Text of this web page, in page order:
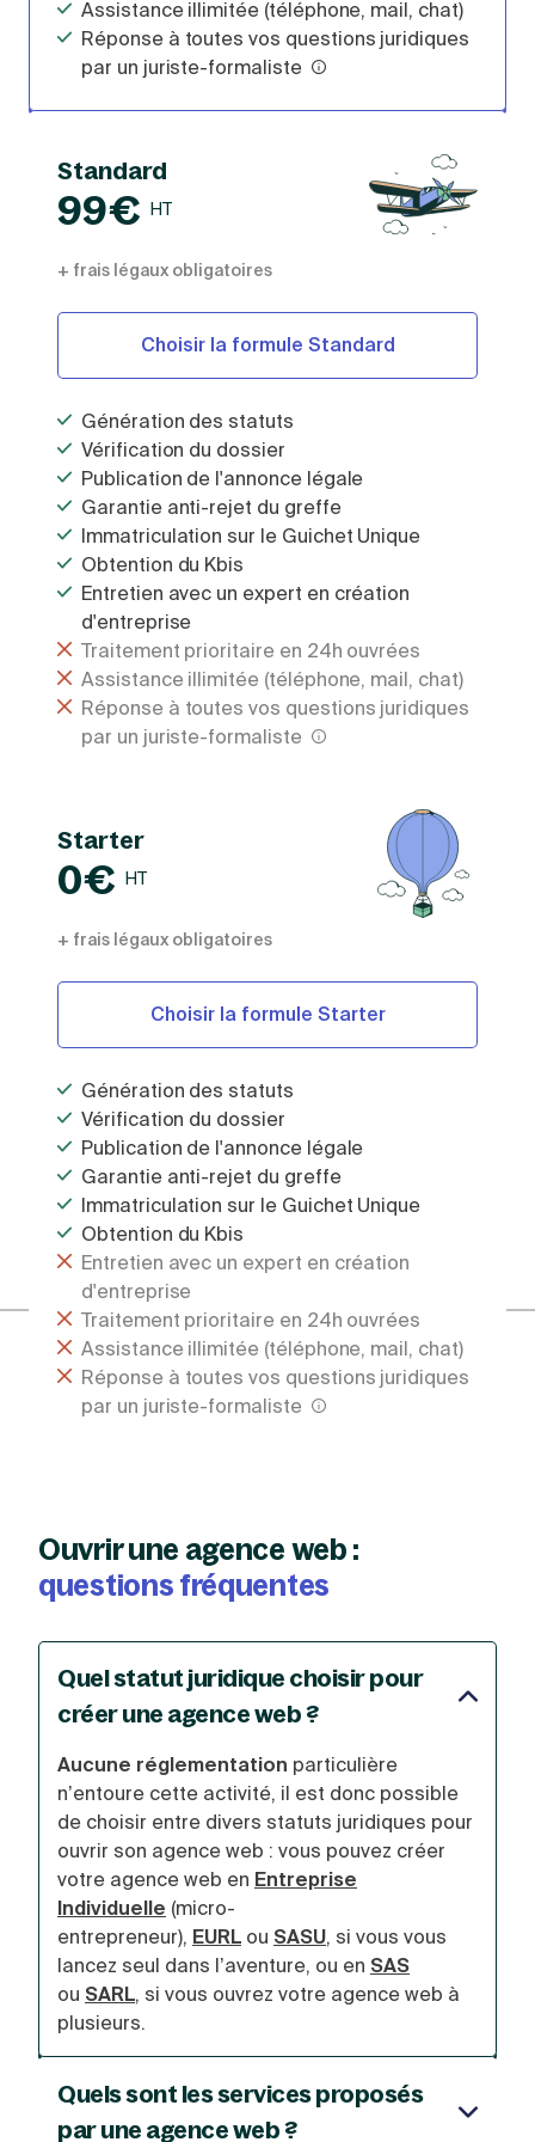
Assistance illimitée (téléphone, mail, chat)
Réponse à toutes vos questions juridiques
par un juriste-formaliste
Standard
99€ HT
+ frais légaux obligatoires
Choisir la formule Standard
Génération des statuts
Vérification du dossier
Publication de l'annonce légale
Garantie anti-rejet du greffe
Immatriculation sur le Guichet Unique
Obtention du Kbis
Entretien avec un expert en création
d'entreprise
Traitement prioritaire en 24h ouvrées
Assistance illimitée (téléphone, mail, chat)
Réponse à toutes vos questions juridiques
par un juriste-formaliste
Starter
0€ HT
+ frais légaux obligatoires
Choisir la formule Starter
Génération des statuts
Vérification du dossier
Publication de l'annonce légale
Garantie anti-rejet du greffe
Immatriculation sur le Guichet Unique
Obtention du Kbis
Entretien avec un expert en création
d'entreprise
Traitement prioritaire en 24h ouvrées
Assistance illimitée (téléphone, mail, chat)
Réponse à toutes vos questions juridiques
par un juriste-formaliste
Ouvrir une agence web :
questions fréquentes
Quel statut juridique choisir pour
créer une agence web ?
Aucune réglementation particulière
n’entoure cette activité, il est donc possible
de choisir entre divers statuts juridiques pour
ouvrir son agence web : vous pouvez créer
votre agence web en Entreprise
Individuelle (micro-
entrepreneur), EURL ou SASU, si vous vous
lancez seul dans l’aventure, ou en SAS
ou SARL, si vous ouvrez votre agence web à
plusieurs.
Quels sont les services proposés
par une agence web ?